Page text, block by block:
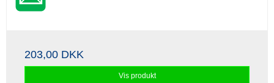
203,00 DKK
Vis produkt